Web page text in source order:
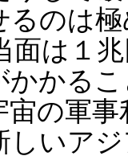
るのは
面は１
かかる
宙の軍
しいア